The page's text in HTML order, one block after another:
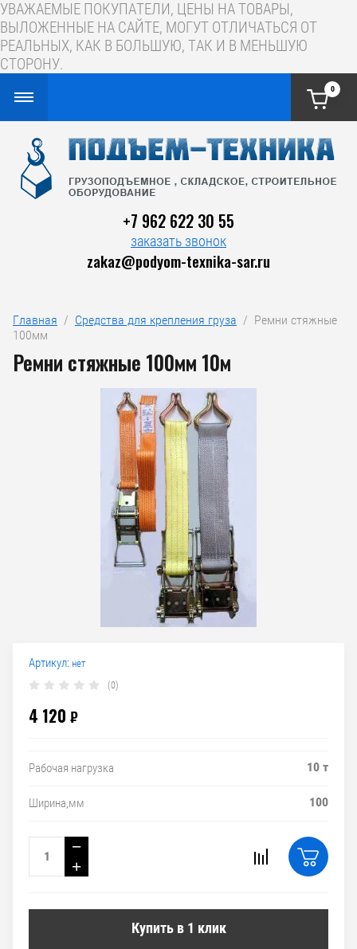
УВАЖАЕМЫЕ ПОКУПАТЕЛИ, ЦЕНЫ НА ТОВАРЫ,
ВЫЛОЖЕННЫЕ НА САЙТЕ, МОГУТ ОТЛИЧАТЬСЯ ОТ
РЕАЛЬНЫХ, КАК В БОЛЬШУЮ, ТАК И В МЕНЬШУЮ
СТОРОНУ.
0
+7 962 622 30 55
заказать звонок
zakaz@podyom-texnika-sar.ru
Главная
  /
Средства для крепления груза
  /  Ремни стяжные
100мм
Ремни стяжные 100мм 10м
Артикул: нет
(0)
4 120 ₽
Рабочая нагрузка 10 т
Ширина,мм 100
−
+
Купить в 1 клик